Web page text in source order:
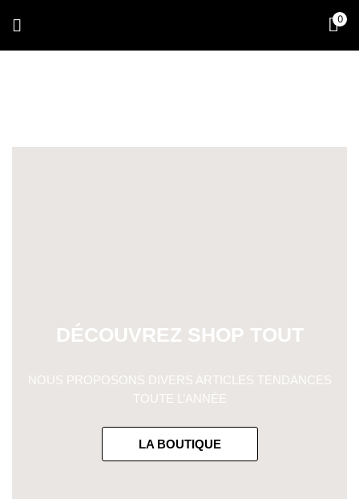
0
DÉCOUVREZ SHOP TOUT
NOUS PROPOSONS DIVERS ARTICLES TENDANCES
TOUTE L’ANNÉE
LA BOUTIQUE